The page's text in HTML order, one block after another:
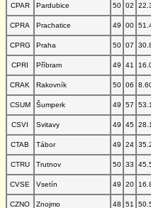
CPAR
Pardubice 50 02
CPRA
Prachatice 49 00
CPRG
Praha 50 07
CPRI
Příbram 49 41
CRAK
Rakovník 50 06
CSUM
Šumperk 49 57
CSVI
Svitavy 49 45
CTAB
Tábor 49 24
CTRU
Trutnov 50 33
CVSE
Vsetín 49 20
CZNO
Znojmo 48 51